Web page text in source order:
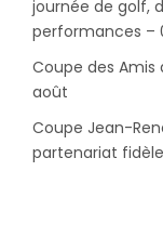
journée de golf,
performances –
Coupe des Amis
août
Coupe Jean-
partenariat